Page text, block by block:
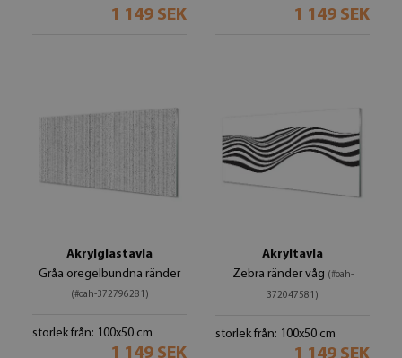
1 149 SEK 1 149 SEK
Akrylglastavla
Gråa oregelbundna ränder
(#oah-372796281)
storlek från: 100x50 cm
1 149 SEK
Akryltavla
Zebra ränder våg (#oah-
372047581)
storlek från: 100x50 cm
1 149 SEK